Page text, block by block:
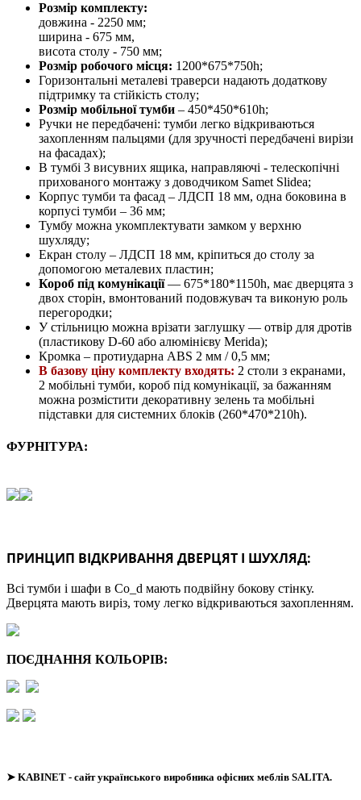
Розмір комплекту:
довжина - 2250 мм;
ширина - 675 мм,
висота столу - 750 мм;
Розмір робочого місця: 1200*675*750h;
Горизонтальні металеві траверси надають додаткову
підтримку та стійкість столу;
Розмір мобільної тумби – 450*450*610h;
Ручки не передбачені: тумби легко відкриваються
захопленням пальцями (для зручності передбачені вирізи
на фасадах);
В тумбі 3 висувних ящика, направляючі - телескопічні
прихованого монтажу з доводчиком Samet Slidea;
Корпус тумби та фасад – ЛДСП 18 мм, одна боковина в
корпусі тумби – 36 мм;
Тумбу можна укомплектувати замком у верхню
шухляду;
Екран столу – ЛДСП 18 мм, кріпиться до столу за
допомогою металевих пластин;
Короб під комунікації— 675*180*1150h, має дверцята з
двох сторін, вмонтований подовжувач та виконую роль
перегородки;
У стільницю можна врізати заглушку — отвір для дротів
(пластикову D-60 або алюмінієву Merida);
Кромка – протиударна ABS 2 мм / 0,5 мм;
В базову ціну комплекту входять: 2 столи з екранами,
2 мобільні тумби, короб під комунікації, за бажанням
можна розмістити декоративну зелень та мобільні
підставки для системних блоків (260*470*210h).
ФУРНІТУРА:
ПРИНЦИП ВІДКРИВАННЯ ДВЕРЦЯТ І ШУХЛЯД:
Всі тумби і шафи в Co_d мають подвійну бокову стінку.
Дверцята мають виріз, тому легко відкриваються захопленням.
ПОЄДНАННЯ КОЛЬОРІВ:
➤ KABINET - сайт українського виробника офісних меблів SALITA.